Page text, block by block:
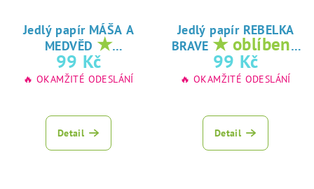
Jedlý papír MÁŠA A
MEDVĚD ★
oblíbený tisk na
jedlý papír
99 Kč
🔥 OKAMŽITÉ ODESLÁNÍ
Detail
Jedlý papír REBELKA
BRAVE ★ oblíbený
tisk na jedlý
papír
99 Kč
🔥 OKAMŽITÉ ODESLÁNÍ
Detail